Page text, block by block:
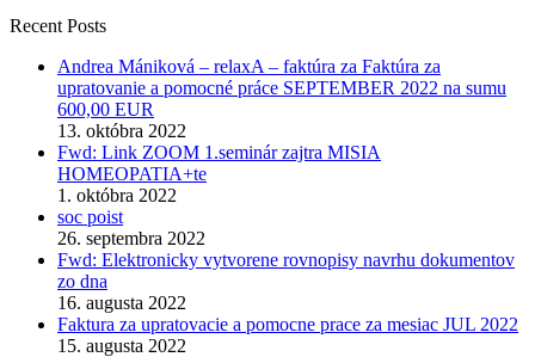
Recent Posts
Andrea Mániková – relaxA – faktúra za Faktúra za
upratovanie a pomocné práce SEPTEMBER 2022 na sumu
600,00 EUR
13. októbra 2022
Fwd: Link ZOOM 1.seminár zajtra MISIA
HOMEOPATIA+te
1. októbra 2022
soc poist
26. septembra 2022
Fwd: Elektronicky vytvorene rovnopisy navrhu dokumentov
zo dna
16. augusta 2022
Faktura za upratovacie a pomocne prace za mesiac JUL 2022
15. augusta 2022